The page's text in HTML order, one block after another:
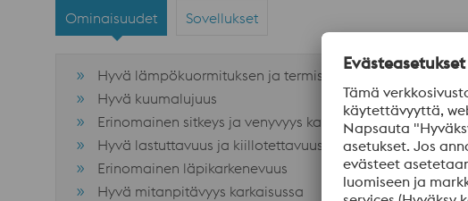
Ominaisuudet Sovellukset
Hyvä lämpökuormituksen ja termisen väsymisen kestävyys
Hyvä kuumalujuus
Erinomainen sitkeys ja venyvyys kaikissa suunnissa
Hyvä lastuttavuus ja kiillotettavuus
Erinomainen läpikarkenevuus
Hyvä mitanpitävyys karkaisussa